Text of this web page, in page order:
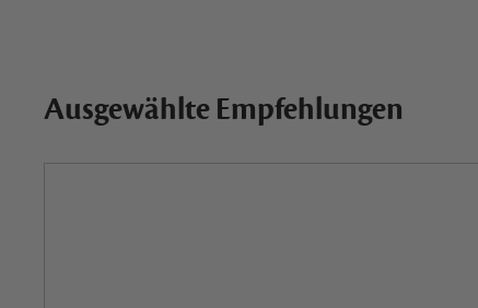
Ausgewählte Empfehlungen